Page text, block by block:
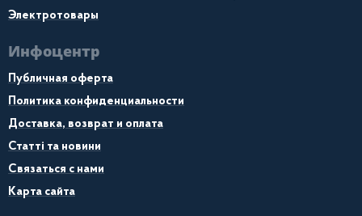
Электротовары
Инфоцентр
Публичная оферта
Политика конфиденциальности
Доставка, возврат и оплата
Статті та новини
Связаться с нами
Карта сайта